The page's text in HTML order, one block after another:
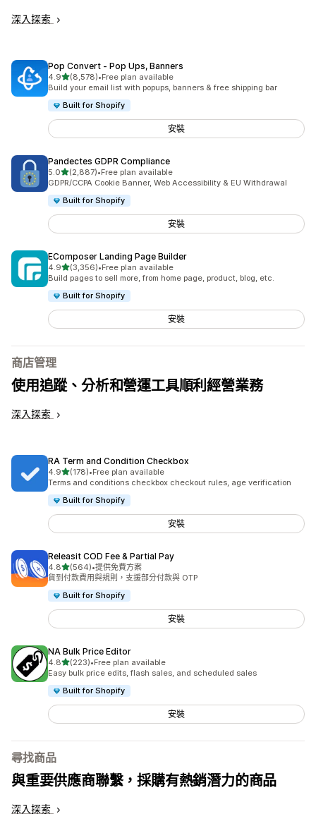
深入探索
Pop Convert ‑ Pop Ups, Banners
4.9滿分 5 顆星
(8,578)
共有 8578 則評價
•Free plan available
Build your email list with popups, banners & free shipping bar
Built for Shopify
安裝
Pandectes GDPR Compliance
5.0滿分 5 顆星
(2,887)
共有 2887 則評價
•Free plan available
GDPR/CCPA Cookie Banner, Web Accessibility & EU Withdrawal
Built for Shopify
安裝
EComposer Landing Page Builder
4.9滿分 5 顆星
(3,356)
共有 3356 則評價
•Free plan available
Build pages to sell more, from home page, product, blog, etc.
Built for Shopify
安裝
商店管理
使用追蹤、分析和營運工具順利經營業務
深入探索
RA Term and Condition Checkbox
4.9滿分 5 顆星
(178)
共有 178 則評價
•Free plan available
Terms and conditions checkbox checkout rules, age verification
Built for Shopify
安裝
Releasit COD Fee & Partial Pay
4.8滿分 5 顆星
(564)
共有 564 則評價
•提供免費方案
貨到付款費用與規則，支援部分付款與 OTP
Built for Shopify
安裝
NA Bulk Price Editor
4.8滿分 5 顆星
(223)
共有 223 則評價
•Free plan available
Easy bulk price edits, flash sales, and scheduled sales
Built for Shopify
安裝
尋找商品
與重要供應商聯繫，採購有熱銷潛力的商品
深入探索